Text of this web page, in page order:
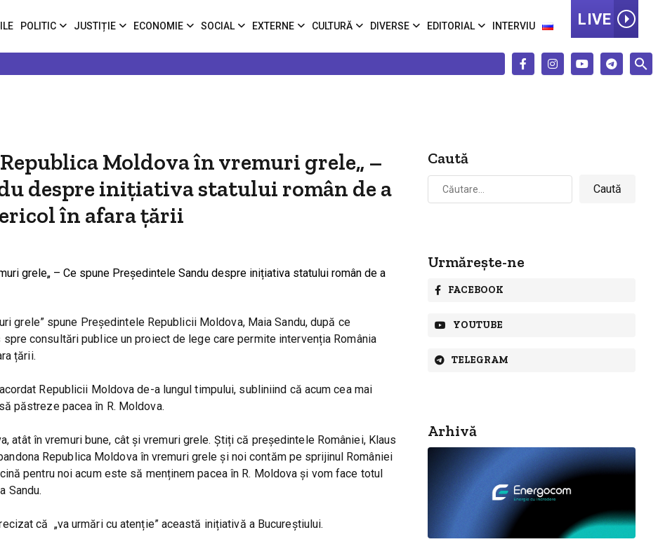
POLITIC JUSTIȚIE ECONOMIE SOCIAL EXTERNE CULTURĂ DIVERSE EDITORIAL INTERVIU LIVE
Moldova în vremuri grele„ –
despre inițiativa statului român de a
în afara țării
grele” spune Președintele Republicii Moldova, Maia Sandu, după ce
consultări publice un proiect de lege care permite intervenția România
țării.
Republicii Moldova de-a lungul timpului, subliniind că acum cea mai
păstreze pacea în R. Moldova.
atât în vremuri bune, cât și vremuri grele. Știți că președintele României, Klaus
Republica Moldova în vremuri grele și noi contăm pe sprijinul României
pentru noi acum este să menținem pacea în R. Moldova și vom face totul
Sandu.
că „va urmări cu atenție” această inițiativă a Bucureștiului.
Caută
Caută
după:
Urmărește-ne
FACEBOOK
YOUTUBE
TELEGRAM
Arhivă